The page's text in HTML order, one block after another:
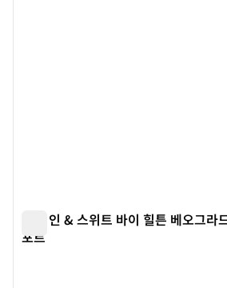
햄튼 인 & 스위트 바이 힐튼 베오그라
포트